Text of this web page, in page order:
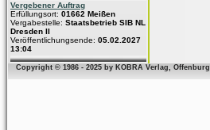
Vergebener Auftrag
Erfüllungsort: 01662 Meißen
Vergabestelle: Staatsbetrieb SIB NL
Dresden II
Veröffentlichungsende: 05.02.2027
13:04
Copyright © 1986 - 2025 by KOBRA Verlag, Offenburg